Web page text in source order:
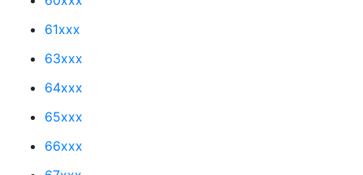
61xxx
63xxx
64xxx
65xxx
66xxx